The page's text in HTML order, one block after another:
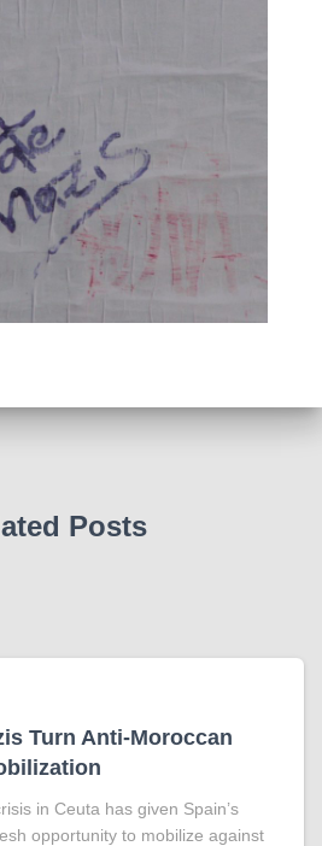
Posts
Turn Anti-Moroccan
in Ceuta has given Spain’s
opportunity to mobilize against